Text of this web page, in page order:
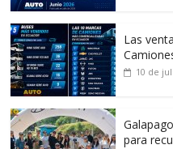
Las
10 de
para